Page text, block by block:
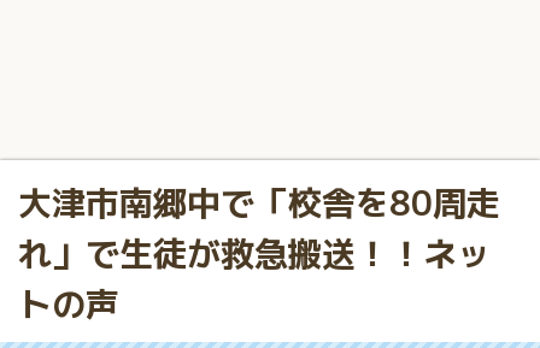
大津市南郷中で「校舎を80周走
れ」で生徒が救急搬送！！ネッ
トの声